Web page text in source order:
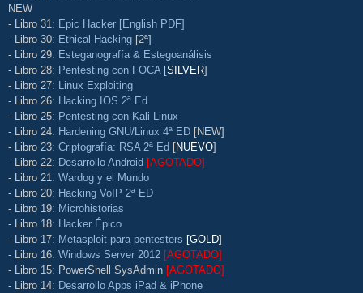
NEW
- Libro 31: Epic Hacker [English PDF]
- Libro 30: Ethical Hacking [2ª]
- Libro 29: Esteganografía & Estegoanálisis
- Libro 28: Pentesting con FOCA [SILVER]
- Libro 27: Linux Exploiting
- Libro 26: Hacking IOS 2ª Ed
- Libro 25: Pentesting con Kali Linux
- Libro 24: Hardening GNU/Linux 4ª ED [NEW]
- Libro 23: Criptografía: RSA 2ª Ed [NUEVO]
- Libro 22: Desarrollo Android [AGOTADO]
- Libro 21: Wardog y el Mundo
- Libro 20: Hacking VoIP 2ª ED
- Libro 19: Microhistorias
- Libro 18: Hacker Épico
- Libro 17: Metasploit para pentesters [GOLD]
- Libro 16: Windows Server 2012 [AGOTADO]
- Libro 15: PowerShell SysAdmin [AGOTADO]
- Libro 14: Desarrollo Apps iPad & iPhone